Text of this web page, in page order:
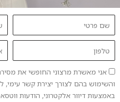
Recent Posts
השראה מיוון – כחול, לבן וסטייל
המושלמת
אמנות השכבות – כך תיראי
Phone
אישור
שיווק
אני מאשרת מרצוני החופשי את
והשימוש בהם לצורך יצירת קשר עימי,
באמצעות דיוור אלקטרוני, הודעות